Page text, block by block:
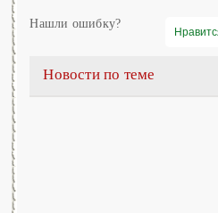
Нашли ошибку?
Новости по теме